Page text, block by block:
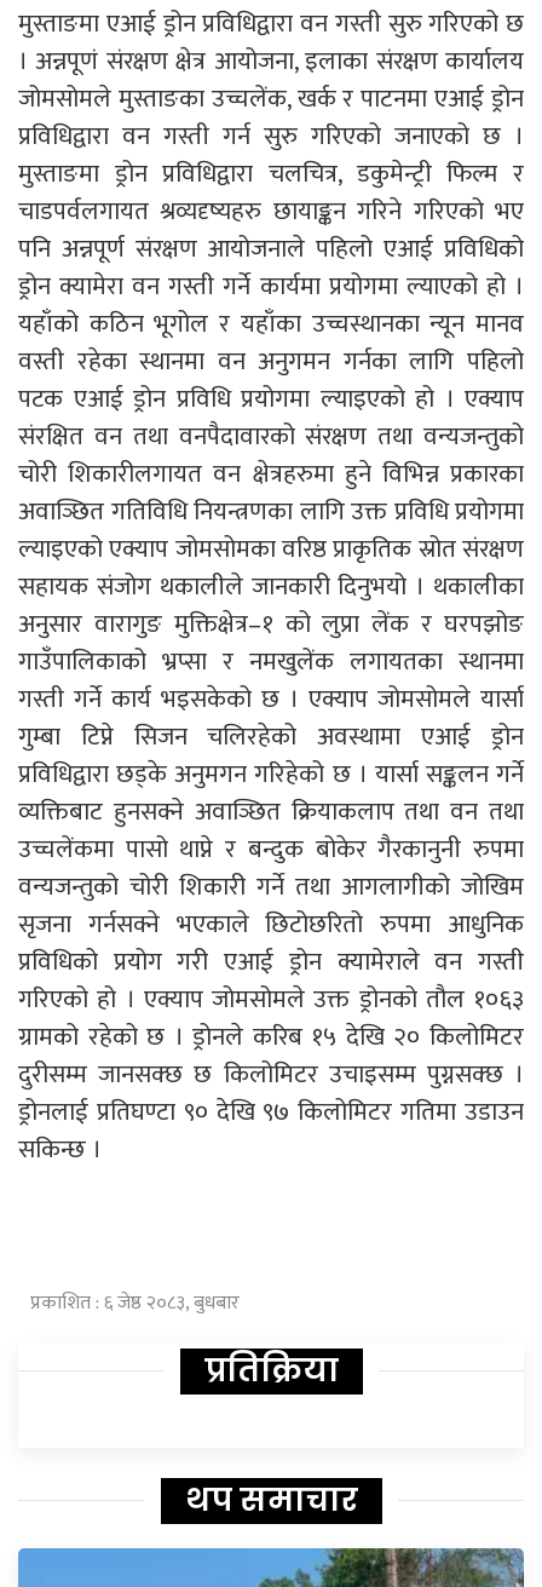
मुस्ताङमा एआई ड्रोन प्रविधिद्वारा वन गस्ती सुरु गरिएको छ
। अन्नपूणं संरक्षण क्षेत्र आयोजना, इलाका संरक्षण कार्यालय
जोमसोमले मुस्ताङका उच्चलेंक, खर्क र पाटनमा एआई ड्रोन
प्रविधिद्वारा वन गस्ती गर्न सुरु गरिएको जनाएको छ ।
मुस्ताङमा ड्रोन प्रविधिद्वारा चलचित्र, डकुमेन्ट्री फिल्म र
चाडपर्वलगायत श्रव्यदृष्यहरु छायाङ्कन गरिने गरिएको भए
पनि अन्नपूर्ण संरक्षण आयोजनाले पहिलो एआई प्रविधिको
ड्रोन क्यामेरा वन गस्ती गर्ने कार्यमा प्रयोगमा ल्याएको हो ।
यहाँको कठिन भूगोल र यहाँका उच्चस्थानका न्यून मानव
वस्ती रहेका स्थानमा वन अनुगमन गर्नका लागि पहिलो
पटक एआई ड्रोन प्रविधि प्रयोगमा ल्याइएको हो । एक्याप
संरक्षित वन तथा वनपैदावारको संरक्षण तथा वन्यजन्तुको
चोरी शिकारीलगायत वन क्षेत्रहरुमा हुने विभिन्न प्रकारका
अवाञ्छित गतिविधि नियन्त्रणका लागि उक्त प्रविधि प्रयोगमा
ल्याइएको एक्याप जोमसोमका वरिष्ठ प्राकृतिक स्रोत संरक्षण
सहायक संजोग थकालीले जानकारी दिनुभयो । थकालीका
अनुसार वारागुङ मुक्तिक्षेत्र–१ को लुप्रा लेंक र घरपझोङ
गाउँपालिकाको भ्रप्सा र नमखुलेंक लगायतका स्थानमा
गस्ती गर्ने कार्य भइसकेको छ । एक्याप जोमसोमले यार्सा
गुम्बा टिप्ने सिजन चलिरहेको अवस्थामा एआई ड्रोन
प्रविधिद्वारा छड्के अनुमगन गरिहेको छ । यार्सा सङ्कलन गर्ने
व्यक्तिबाट हुनसक्ने अवाञ्छित क्रियाकलाप तथा वन तथा
उच्चलेंकमा पासो थाप्ने र बन्दुक बोकेर गैरकानुनी रुपमा
वन्यजन्तुको चोरी शिकारी गर्ने तथा आगलागीको जोखिम
सृजना गर्नसक्ने भएकाले छिटोछरितो रुपमा आधुनिक
प्रविधिको प्रयोग गरी एआई ड्रोन क्यामेराले वन गस्ती
गरिएको हो । एक्याप जोमसोमले उक्त ड्रोनको तौल १०६३
ग्रामको रहेको छ । ड्रोनले करिब १५ देखि २० किलोमिटर
दुरीसम्म जानसक्छ छ किलोमिटर उचाइसम्म पुग्नसक्छ ।
ड्रोनलाई प्रतिघण्टा ९० देखि ९७ किलोमिटर गतिमा उडाउन
सकिन्छ ।
प्रकाशित : ६ जेष्ठ २०८३, बुधबार
प्रतिक्रिया
थप समाचार